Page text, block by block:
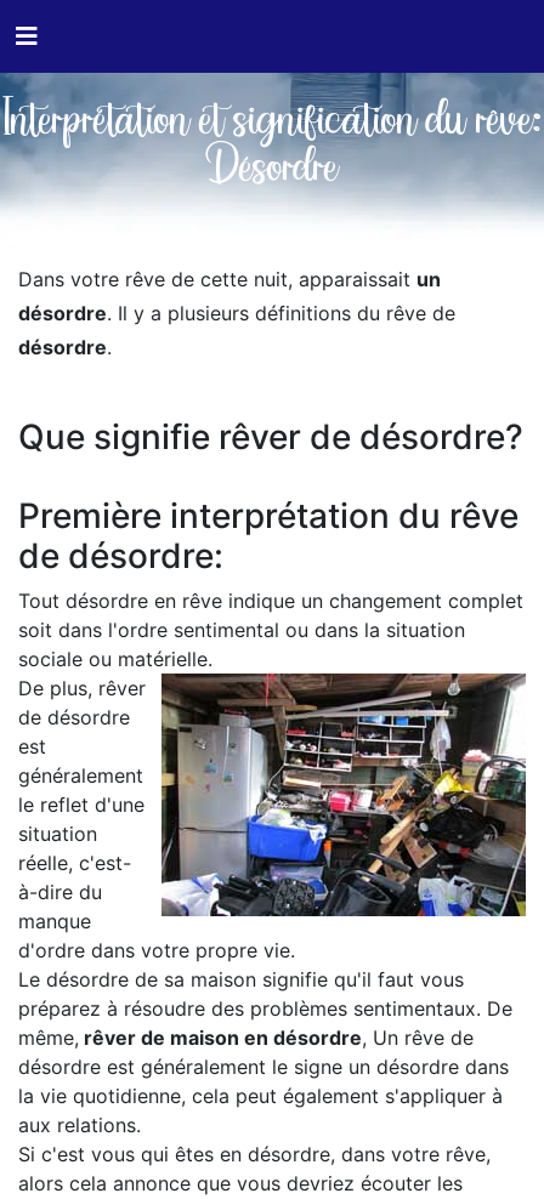
Interprétation et signification du rêve:
Désordre
Dans votre rêve de cette nuit, apparaissait un
désordre. Il y a plusieurs définitions du rêve de
désordre.
Que signifie rêver de désordre?
Première interprétation du rêve
de désordre:
Tout désordre en rêve indique un changement complet
soit dans l'ordre sentimental ou dans la situation
sociale ou matérielle.
De plus, rêver
de désordre
est
généralement
le reflet d'une
situation
réelle, c'est-
à-dire du
manque
d'ordre dans votre propre vie.
Le désordre de sa maison signifie qu'il faut vous
préparez à résoudre des problèmes sentimentaux. De
même, rêver de maison en désordre, Un rêve de
désordre est généralement le signe un désordre dans
la vie quotidienne, cela peut également s'appliquer à
aux relations.
Si c'est vous qui êtes en désordre, dans votre rêve,
alors cela annonce que vous devriez écouter les